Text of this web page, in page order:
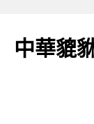
主
中華貔